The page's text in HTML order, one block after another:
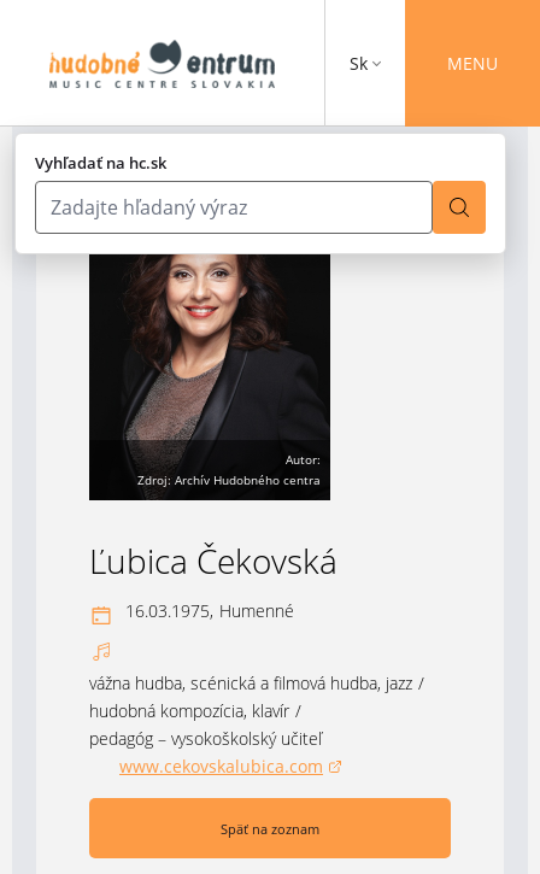
Vyhľadať na hc.sk
Sk MENU
Autor:
Zdroj: Archív Hudobného centra
Ľubica Čekovská
16.03.1975, Humenné
vážna hudba, scénická a filmová hudba, jazz /
hudobná kompozícia, klavír /
pedagóg – vysokoškolský učiteľ
www.cekovskalubica.com
(otvorí sa v novom okne)
Späť na zoznam